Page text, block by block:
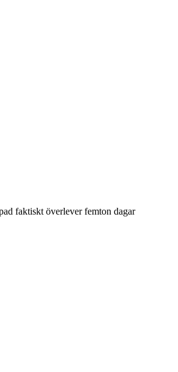
faktiskt överlever femton dagar